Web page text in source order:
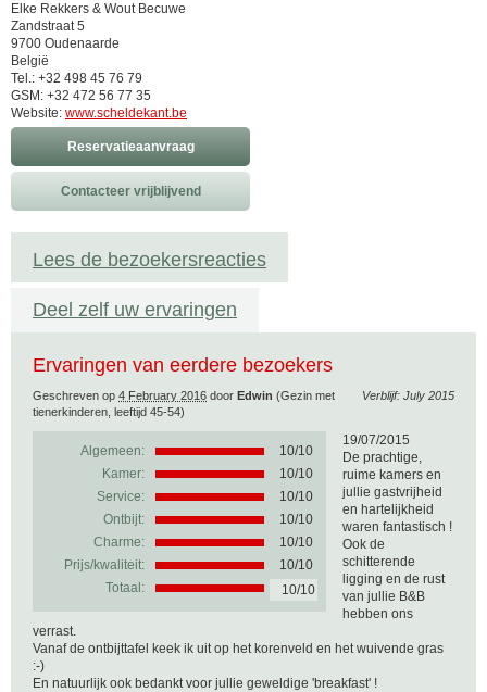
Elke Rekkers & Wout Becuwe
Zandstraat 5
9700 Oudenaarde
België
Tel.: +32 498 45 76 79
GSM: +32 472 56 77 35
Website: www.scheldekant.be
Reservatieaanvraag
Contacteer vrijblijvend
Lees de bezoekersreacties
Deel zelf uw ervaringen
Ervaringen van eerdere bezoekers
Verblijf: July 2015
Geschreven op 4 February 2016 door Edwin (Gezin met
tienerkinderen, leeftijd 45-54)
Algemeen: 10/10
Kamer:
10/10
Service:
10/10
Ontbijt:
10/10
Charme:
10/10
Prijs/kwaliteit:
10/10
Totaal:
10/10
19/07/2015
De prachtige,
ruime kamers en
jullie gastvrijheid
en hartelijkheid
waren fantastisch !
Ook de
schitterende
ligging en de rust
van jullie B&B
hebben ons
verrast.
Vanaf de ontbijttafel keek ik uit op het korenveld en het wuivende gras
:-)
En natuurlijk ook bedankt voor jullie geweldige 'breakfast' !